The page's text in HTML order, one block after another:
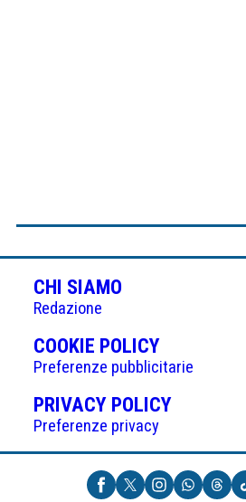
CHI SIAMO
Redazione
COOKIE POLICY(APRE
IN
UNA
NUOVA
Preferenze pubblicitarie
PRIVACY POLICY(APRE
UNA
NUOVA
SCHEDA)
Preferenze privacy